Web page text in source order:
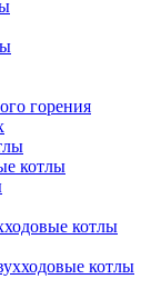
горения
котлы
котлы
котлы